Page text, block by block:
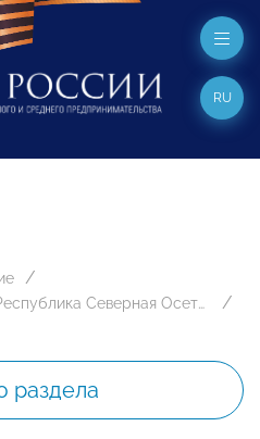
RU
Республика Северная Осетия-Алания
раздела